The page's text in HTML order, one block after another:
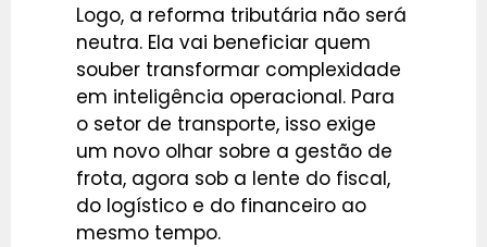
Logo, a reforma tributária não será
neutra. Ela vai beneficiar quem
souber transformar complexidade
em inteligência operacional. Para
o setor de transporte, isso exige
um novo olhar sobre a gestão de
frota, agora sob a lente do fiscal,
do logístico e do financeiro ao
mesmo tempo.